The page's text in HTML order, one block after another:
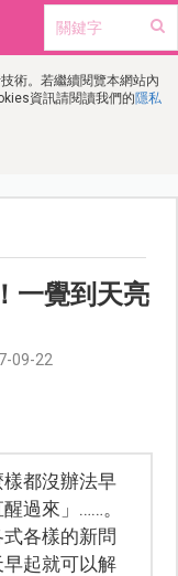
術。若繼續閱覽本網站內
資訊請閱讀我們的隱私
一覺到天亮
09-22
樣都沒辦法早
過來」……。
各樣的新問
起就可以解